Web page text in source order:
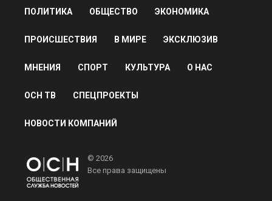
ПОЛИТИКА ОБЩЕСТВО ЭКОНОМИКА
ПРОИСШЕСТВИЯ В МИРЕ ЭКСКЛЮЗИВ
МНЕНИЯ СПОРТ КУЛЬТУРА О НАС
ОСН ТВ СПЕЦПРОЕКТЫ
НОВОСТИ КОМПАНИЙ
© 2026
Все права защищены